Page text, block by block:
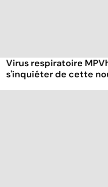
Virus respiratoire
s'inquiéter de cette